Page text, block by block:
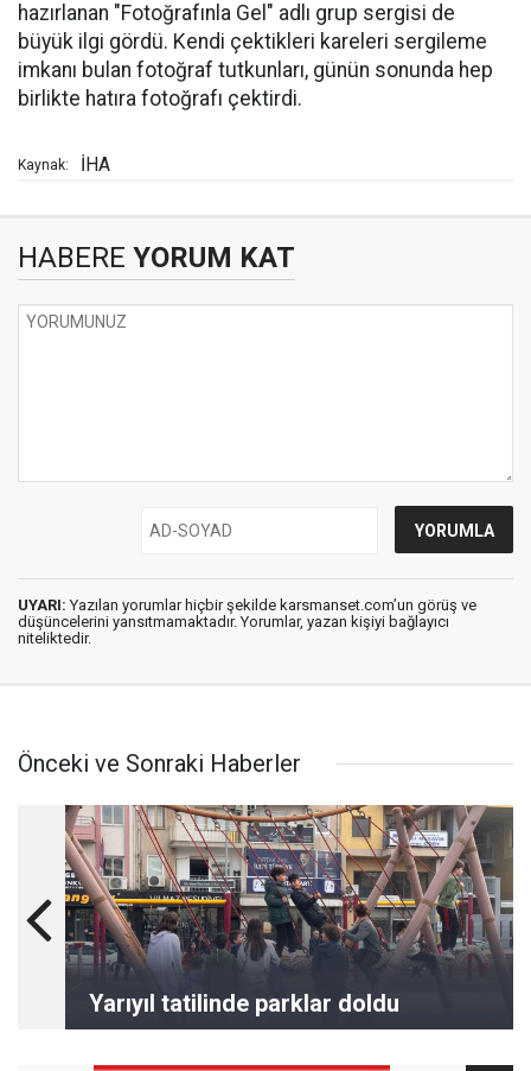
hazırlanan "Fotoğrafınla Gel" adlı grup sergisi de
büyük ilgi gördü. Kendi çektikleri kareleri sergileme
imkanı bulan fotoğraf tutkunları, günün sonunda hep
birlikte hatıra fotoğrafı çektirdi.
Kaynak: İHA
HABERE YORUM KAT
UYARI: Yazılan yorumlar hiçbir şekilde karsmanset.com’un görüş ve
düşüncelerini yansıtmamaktadır. Yorumlar, yazan kişiyi bağlayıcı
niteliktedir.
Önceki ve Sonraki Haberler
Yarıyıl tatilinde parklar doldu